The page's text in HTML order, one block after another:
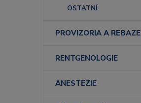
OSTATNÍ
PROVIZORIA A REBAZE
RENTGENOLOGIE
ANESTEZIE